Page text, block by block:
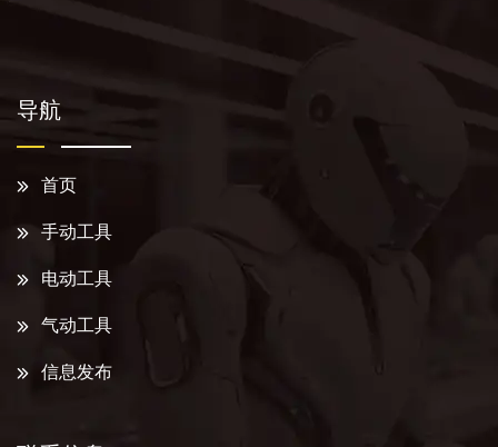
导航
首页
手动工具
电动工具
气动工具
信息发布